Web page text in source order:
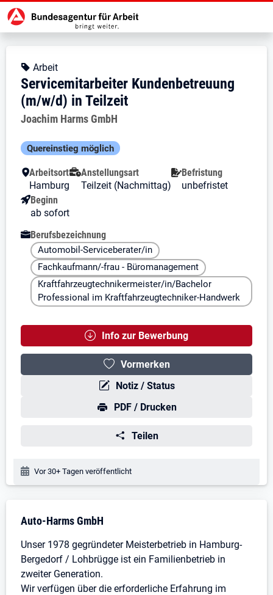
Zur Jobsuche Startseite
Stellendetails zu:
Servicemitarbeiter
Servicemitarbeiter
Kopfbereich
Angebotsart:
Arbeit
Servicemitarbeiter Kundenbetreuung
(m/w/d) in Teilzeit
Arbeitgeber:
Joachim Harms GmbH
Besondere Merkmale
Quereinstieg möglich
Arbeitsort
Hamburg
Anstellungsart
Teilzeit (Nachmittag)
Befristung
unbefristet
Beginn
ab sofort
Berufsbezeichnung
Automobil-Serviceberater/in
Fachkaufmann/-frau - Büromanagement
Kraftfahrzeugtechnikermeister/in/Bachelor
Professional im Kraftfahrzeugtechniker-Handwerk
Info zur Bewerbung
Vormerken
Notiz / Status
PDF / Drucken
Teilen
Veröffentlichungsdatum:
Vor 30+ Tagen veröffentlicht
Stellenbeschreibung
Auto-Harms GmbH
Unser 1978 gegründeter Meisterbetrieb in Hamburg-
Bergedorf / Lohbrügge ist ein Familienbetrieb in
zweiter Generation.
Wir verfügen über die erforderliche Erfahrung im